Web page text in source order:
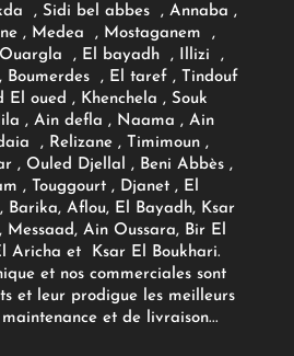
, Sidi bel abbes , Annaba ,
, Medea , Mostaganem ,
, El bayadh , Illizi ,
, El taref , Tindouf
El oued , Khenchela , Souk
, Ain defla , Naama , Ain
, Relizane , Timimoun ,
, Ouled Djellal , Beni Abbès ,
, Touggourt , Djanet , El
Barika, Aflou, El Bayadh, Ksar
Messaad, Ain Oussara, Bir El
Aricha et Ksar El Boukhari.
et nos commerciales sont
et leur prodigue les meilleurs
et de livraison...